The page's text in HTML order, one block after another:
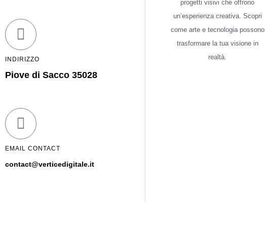
INDIRIZZO
Piove di Sacco 35028
EMAIL CONTACT
contact@verticedigitale.it
progetti visivi che offrono
un’esperienza creativa. Scopri
come arte e tecnologia possono
trasformare la tua visione in
realtà.